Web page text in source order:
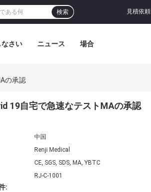
見積依頼
検索
さい ニュース 場合
の承認
19自宅で急速なテストMAの承認
中国
Renji Medical
CE, SGS, SDS, MA, YBTC
RJ-C-1001
: